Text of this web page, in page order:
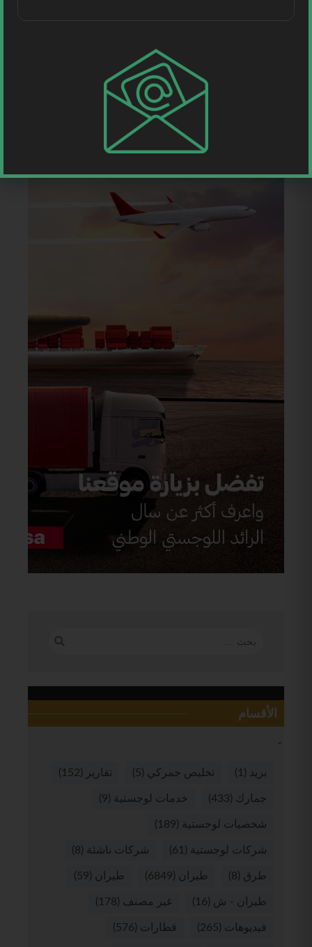
الأقسام
بريد (1) تخليص جمركي (5) تقارير (152)
جمارك (433) خدمات لوجستية (9)
شخصيات لوجستية (189)
شركات لوجستية (61) شركات ناشئة (8)
طرق (8) طيران (6849) طيران (59)
طيران - ش (16) غير مصنف (178)
فيديوهات (265) قطارات (576)